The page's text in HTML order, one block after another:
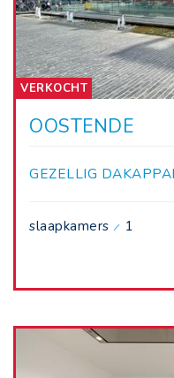
VERKOCHT
OOSTENDE
GEZELLIG
slaapkamers 1